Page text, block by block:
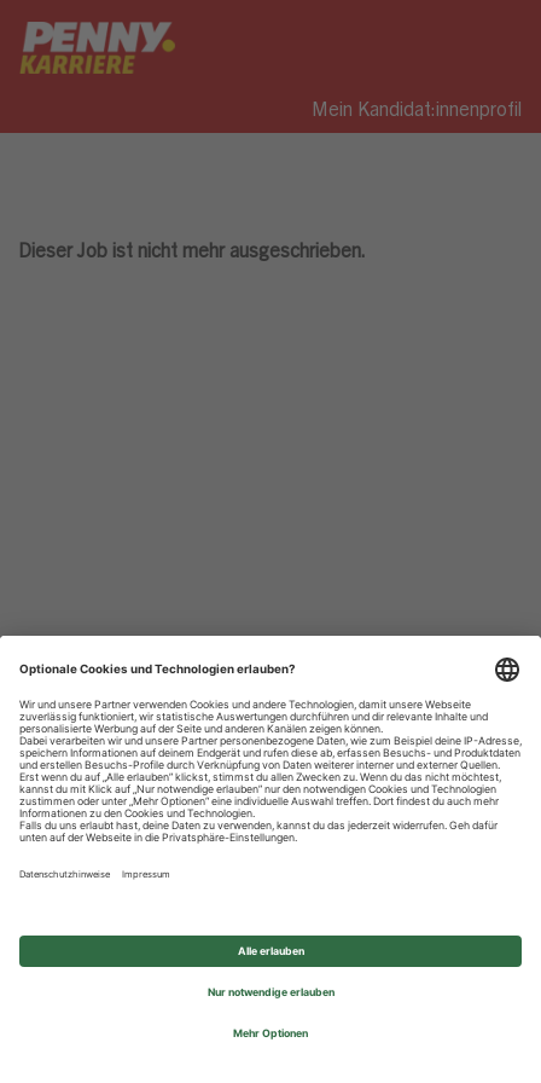
Mein Kandidat:innenprofil
Dieser Job ist nicht mehr ausgeschrieben.
Datenschutzhinweise
Impressum
Privatsphäre-Einstellungen
© 2026 REWE Group - All rights reserved